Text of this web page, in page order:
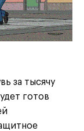
за тысячу
готов